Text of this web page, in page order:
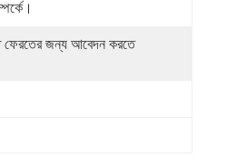
ফেরতের জন্য আবেদন করতে